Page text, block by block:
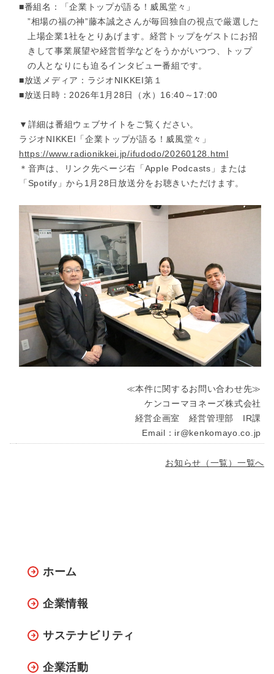
■番組名：「企業トップが語る！威風堂々」
”相場の福の神”藤本誠之さんが毎回独自の視点で厳選した
上場企業1社をとりあげます。経営トップをゲストにお招
きして事業展望や経営哲学などをうかがいつつ、トップ
の人となりにも迫るインタビュー番組です。
■放送メディア：ラジオNIKKEI第１
■放送日時：2026年1月28日（水）16:40～17:00
▼詳細は番組ウェブサイトをご覧ください。
ラジオNIKKEI「企業トップが語る！威風堂々」
https://www.radionikkei.jp/ifudodo/20260128.html
＊音声は、リンク先ページ右「Apple Podcasts」または
「Spotify」から1月28日放送分をお聴きいただけます。
≪本件に関するお問い合わせ先≫
ケンコーマヨネーズ株式会社
経営企画室 経営管理部 IR課
Email：ir@kenkomayo.co.jp
お知らせ（一覧）一覧へ
ホーム
企業情報
サステナビリティ
企業活動